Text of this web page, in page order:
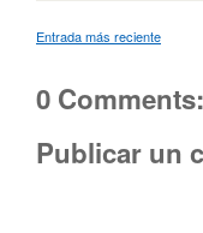
Entrada más reciente
0 Comments:
Publicar un